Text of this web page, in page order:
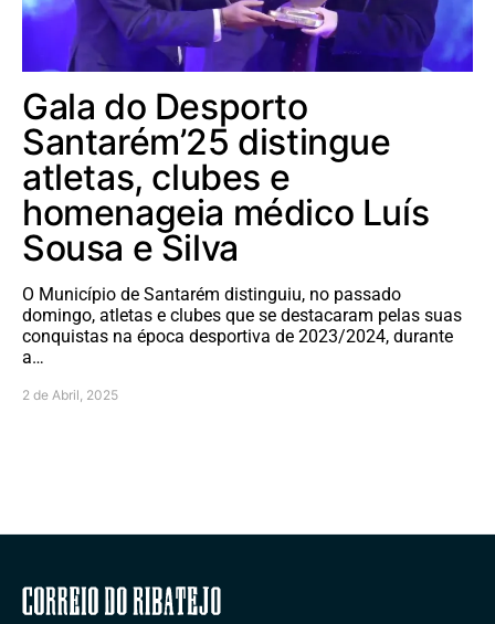
Gala do Desporto
Santarém’25 distingue
atletas, clubes e
homenageia médico Luís
Sousa e Silva
O Município de Santarém distinguiu, no passado
domingo, atletas e clubes que se destacaram pelas suas
conquistas na época desportiva de 2023/2024, durante
a…
2 de Abril, 2025
Correio do Ribatejo